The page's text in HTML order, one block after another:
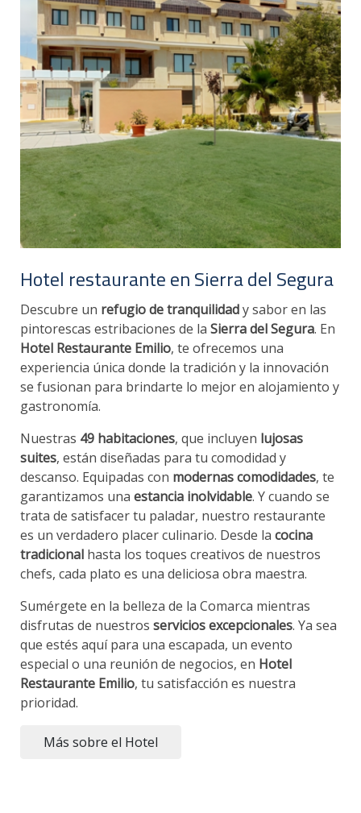
Hotel restaurante en Sierra del Segura
Descubre un refugio de tranquilidady sabor en las
pintorescas estribaciones de laSierra del Segura. En
Hotel Restaurante Emilio, te ofrecemos una
experiencia única donde la tradición y la innovación
se fusionan para brindarte lo mejor en alojamiento y
gastronomía.
Nuestras 49 habitaciones, que incluyen lujosas
suites, están diseñadas para tu comodidad y
descanso. Equipadas con modernas comodidades, te
garantizamos unaestancia inolvidable. Y cuando se
trata de satisfacer tu paladar, nuestro restaurante
es un verdadero placer culinario. Desde lacocina
tradicional hasta los toques creativos de nuestros
chefs, cada plato es una deliciosa obra maestra.
Sumérgete en la belleza de la Comarca mientras
disfrutas de nuestros servicios excepcionales. Ya sea
que estés aquí para una escapada, un evento
especial o una reunión de negocios, en Hotel
Restaurante Emilio, tu satisfacción es nuestra
prioridad.
Más sobre el Hotel